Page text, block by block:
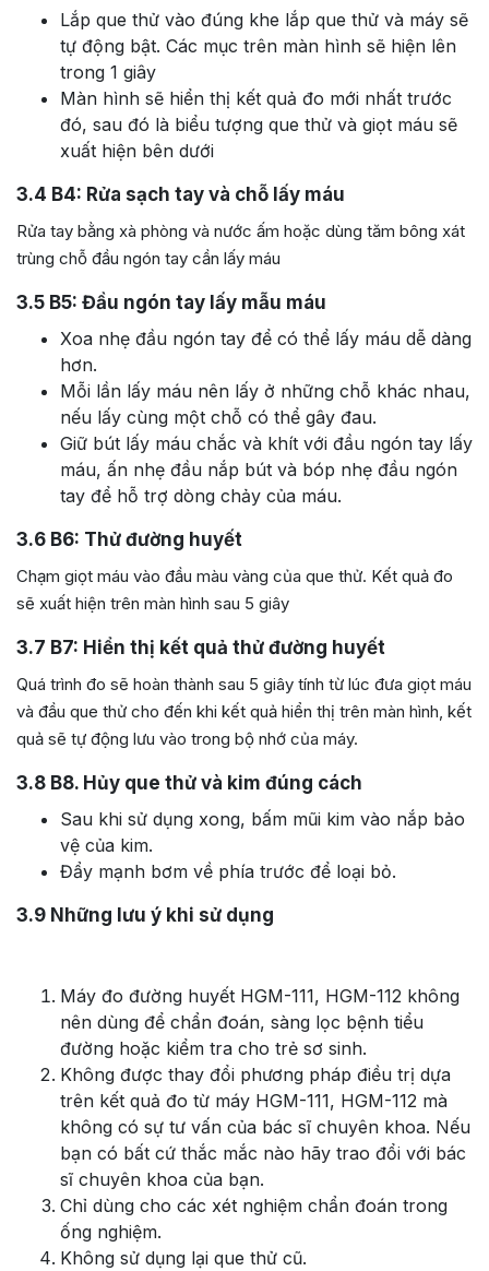
Lắp que thử vào đúng khe lắp que thử và máy sẽ
tự động bật. Các mục trên màn hình sẽ hiện lên
trong 1 giây
Màn hình sẽ hiển thị kết quả đo mới nhất trước
đó, sau đó là biểu tượng que thử và giọt máu sẽ
xuất hiện bên dưới
3.4 B4: Rửa sạch tay và chỗ lấy máu
Rửa tay bằng xà phòng và nước ấm hoặc dùng tăm bông xát
trùng chỗ đầu ngón tay cần lấy máu
3.5 B5: Đầu ngón tay lấy mẫu máu
Xoa nhẹ đầu ngón tay để có thể lấy máu dễ dàng
hơn.
Mỗi lần lấy máu nên lấy ở những chỗ khác nhau,
nếu lấy cùng một chỗ có thể gây đau.
Giữ bút lấy máu chắc và khít với đầu ngón tay lấy
máu, ấn nhẹ đầu nắp bút và bóp nhẹ đầu ngón
tay để hỗ trợ dòng chảy của máu.
3.6 B6: Thử đường huyết
Chạm giọt máu vào đầu màu vàng của que thử. Kết quả đo
sẽ xuất hiện trên màn hình sau 5 giây
3.7 B7: Hiển thị kết quả thử đường huyết
Quá trình đo sẽ hoàn thành sau 5 giây tính từ lúc đưa giọt máu
và đầu que thử cho đến khi kết quả hiển thị trên màn hình, kết
quả sẽ tự động lưu vào trong bộ nhớ của máy.
3.8 B8. Hủy que thử và kim đúng cách
Sau khi sử dụng xong, bấm mũi kim vào nắp bảo
vệ của kim.
Đẩy mạnh bơm về phía trước để loại bỏ.
3.9 Những lưu ý khi sử dụng
Máy đo đường huyết HGM-111, HGM-112 không
nên dùng để chẩn đoán, sàng lọc bệnh tiểu
đường hoặc kiểm tra cho trẻ sơ sinh.
Không được thay đổi phương pháp điều trị dựa
trên kết quả đo từ máy HGM-111, HGM-112 mà
không có sự tư vấn của bác sĩ chuyên khoa. Nếu
bạn có bất cứ thắc mắc nào hãy trao đổi với bác
sĩ chuyên khoa của bạn.
Chỉ dùng cho các xét nghiệm chẩn đoán trong
ống nghiệm.
Không sử dụng lại que thử cũ.